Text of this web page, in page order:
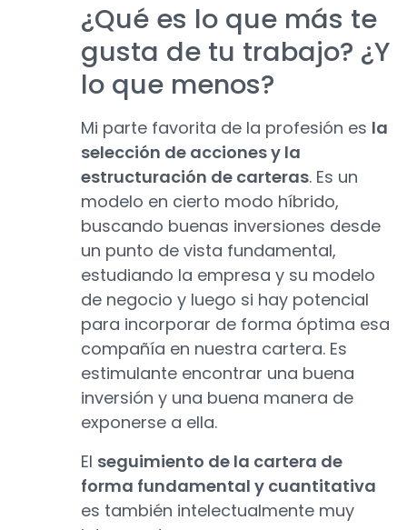
¿Qué es lo que más te
gusta de tu trabajo? ¿Y
lo que menos?
Mi parte favorita de la profesión es la
selección de acciones y la
estructuración de carteras. Es un
modelo en cierto modo híbrido,
buscando buenas inversiones desde
un punto de vista fundamental,
estudiando la empresa y su modelo
de negocio y luego si hay potencial
para incorporar de forma óptima esa
compañía en nuestra cartera. Es
estimulante encontrar una buena
inversión y una buena manera de
exponerse a ella.
El seguimiento de la cartera de
forma fundamental y cuantitativa
es también intelectualmente muy